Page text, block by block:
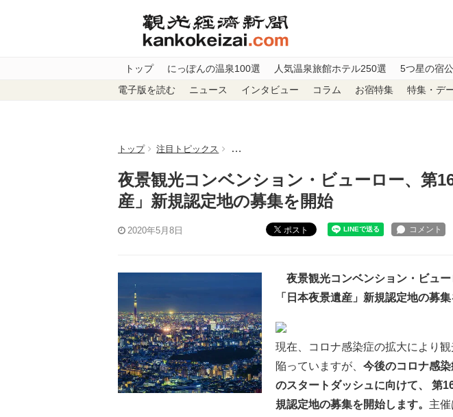
トップ にっぽんの温泉100選 人気温泉旅館ホテル250選 5つ星の宿
電子版を読む ニュース インタビュー コラム お宿特集 特集・デ
トップ 注目トピックス 夜景観光コンベンション・ビューロー、第16回「日本
夜景観光コンベンション・ビューロー、第
産」新規認定地の募集を開始
2020年5月8日 ポスト
夜景観光コンベンション・ビュー
「日本夜景遺産」新規認定地の募集
現在、コロナ感染症の拡大により
陥っていますが、 今後のコロナ感
のスタートダッシュに向けて、 第
規認定地の募集を開始します。 主催